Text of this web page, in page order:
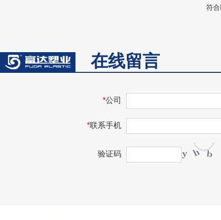
符
在线留言
*公司
*联系手机
验证码